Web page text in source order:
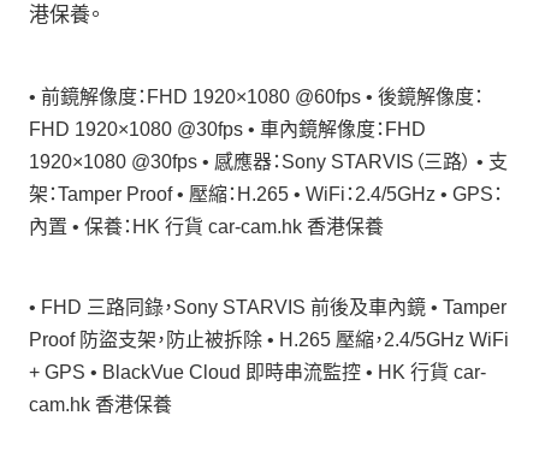
港保養。
• 前鏡解像度：FHD 1920×1080 @60fps • 後鏡解像度：
FHD 1920×1080 @30fps • 車內鏡解像度：FHD
1920×1080 @30fps • 感應器：Sony STARVIS（三路） • 支
架：Tamper Proof • 壓縮：H.265 • WiFi：2.4/5GHz • GPS：
內置 • 保養：HK 行貨 car-cam.hk 香港保養
• FHD 三路同錄，Sony STARVIS 前後及車內鏡 • Tamper
Proof 防盜支架，防止被拆除 • H.265 壓縮，2.4/5GHz WiFi
+ GPS • BlackVue Cloud 即時串流監控 • HK 行貨 car-
cam.hk 香港保養